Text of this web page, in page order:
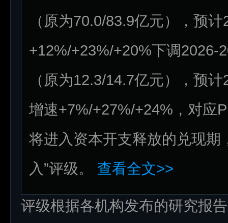
（原为70.0/83.9亿元），预
+12%/+23%/+20%下调2026-
（原为12.3/14.7亿元），预
增速+7%/+27%/+24%，对应
将进入资本开支释放的兑现期
入”评级。 查看全文>>
评级根据各机构发布的研究报